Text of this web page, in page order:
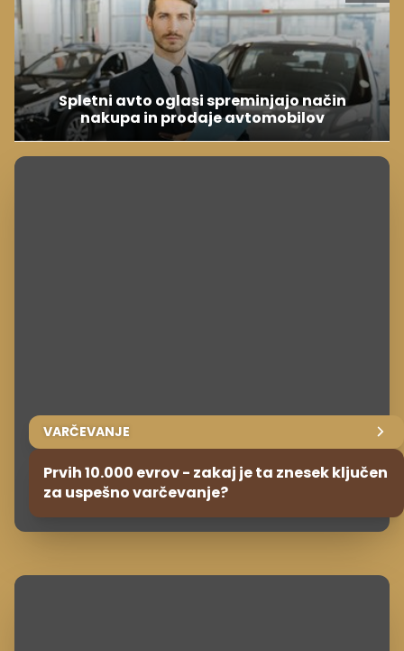
Spletni avto oglasi spreminjajo način
nakupa in prodaje avtomobilov
VARČEVANJE
Prvih 10.000 evrov - zakaj je ta znesek ključen
za uspešno varčevanje?